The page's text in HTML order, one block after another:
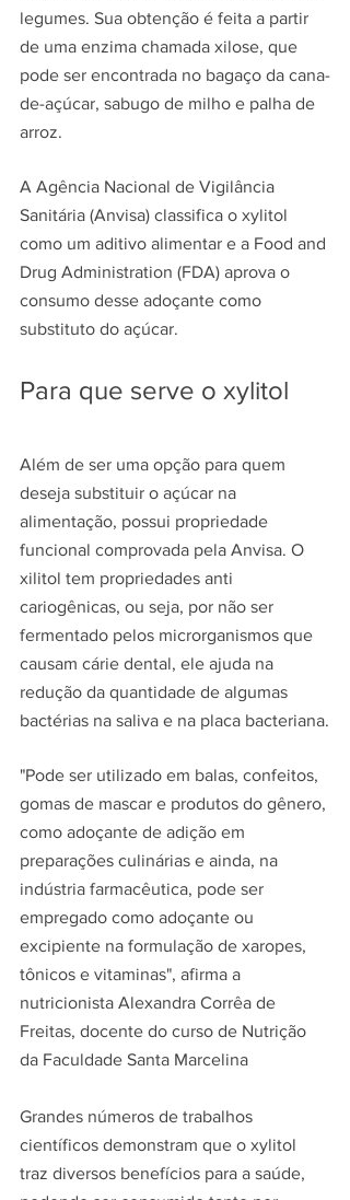
legumes. Sua obtenção é feita a partir
de uma enzima chamada xilose, que
pode ser encontrada no bagaço da cana-
de-açúcar, sabugo de milho e palha de
arroz.
A Agência Nacional de Vigilância
Sanitária (Anvisa) classifica o xylitol
como um aditivo alimentar e a Food and
Drug Administration (FDA) aprova o
consumo desse adoçante como
substituto do açúcar.
Para que serve o xylitol
Além de ser uma opção para quem
deseja substituir o açúcar na
alimentação, possui propriedade
funcional comprovada pela Anvisa. O
xilitol tem propriedades anti
cariogênicas, ou seja, por não ser
fermentado pelos microrganismos que
causam cárie dental, ele ajuda na
redução da quantidade de algumas
bactérias na saliva e na placa bacteriana.
"Pode ser utilizado em balas, confeitos,
gomas de mascar e produtos do gênero,
como adoçante de adição em
preparações culinárias e ainda, na
indústria farmacêutica, pode ser
empregado como adoçante ou
excipiente na formulação de xaropes,
tônicos e vitaminas", afirma a
nutricionista Alexandra Corrêa de
Freitas, docente do curso de Nutrição
da Faculdade Santa Marcelina
Grandes números de trabalhos
científicos demonstram que o xylitol
traz diversos benefícios para a saúde,